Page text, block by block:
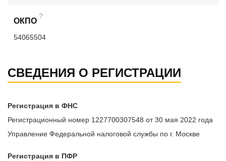
ОКПО
?
54065504
СВЕДЕНИЯ О РЕГИСТРАЦИИ
Регистрация в ФНС
Регистрационный номер 1227700307548 от 30 мая 2022 года
Управление Федеральной налоговой службы по г. Москве
Регистрация в ПФР